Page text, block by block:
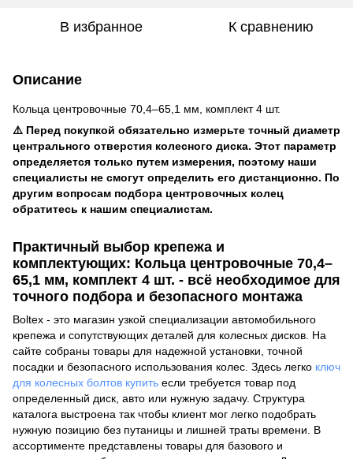
В избранное К сравнению
Описание
Кольца центровочные 70,4–65,1 мм, комплект 4 шт.
⚠️ Перед покупкой обязательно измерьте точный диаметр
центрального отверстия колесного диска. Этот параметр
определяется только путем измерения, поэтому наши
специалисты не смогут определить его дистанционно. По
другим вопросам подбора центровочных колец
обратитесь к нашим специалистам.
Практичный выбор крепежа и
комплектующих: Кольца центровочные 70,4–
65,1 мм, комплект 4 шт. - всё необходимое для
точного подбора и безопасного монтажа
Boltex - это магазин узкой специализации автомобильного
крепежа и сопутствующих деталей для колесных дисков. На
сайте собраны товары для надежной установки, точной
посадки и безопасного использования колес. Здесь легко ключ
для колесных болтов купить если требуется товар под
определенный диск, авто или нужную задачу. Структура
каталога выстроена так чтобы клиент мог легко подобрать
нужную позицию без путаницы и лишней траты времени. В
ассортименте представлены товары для базового и